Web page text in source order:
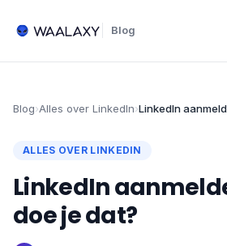
Blog
Blog›Alles over LinkedIn›LinkedIn
ALLES OVER LINKEDIN
LinkedIn
doe je dat?